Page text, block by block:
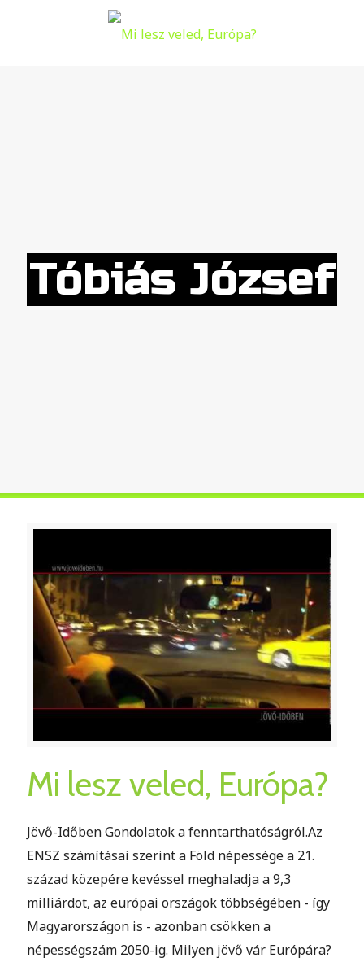
Tóbiás József
Mi lesz veled, Európa?
Jövő-Időben Gondolatok a fenntarthatóságról.Az
ENSZ számításai szerint a Föld népessége a 21.
század közepére kevéssel meghaladja a 9,3
milliárdot, az európai országok többségében - így
Magyarországon is - azonban csökken a
népességszám 2050-ig. Milyen jövő vár Európára?